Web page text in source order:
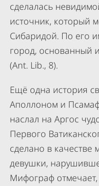
сделалась
источник, который
Сибаридой. По его
город, основанный
(Ant. Lib., 8).
Ещё одна история
Аполлоном и
наслал на Аргос
Первого
сделано в качестве
девушки,
Мифограф